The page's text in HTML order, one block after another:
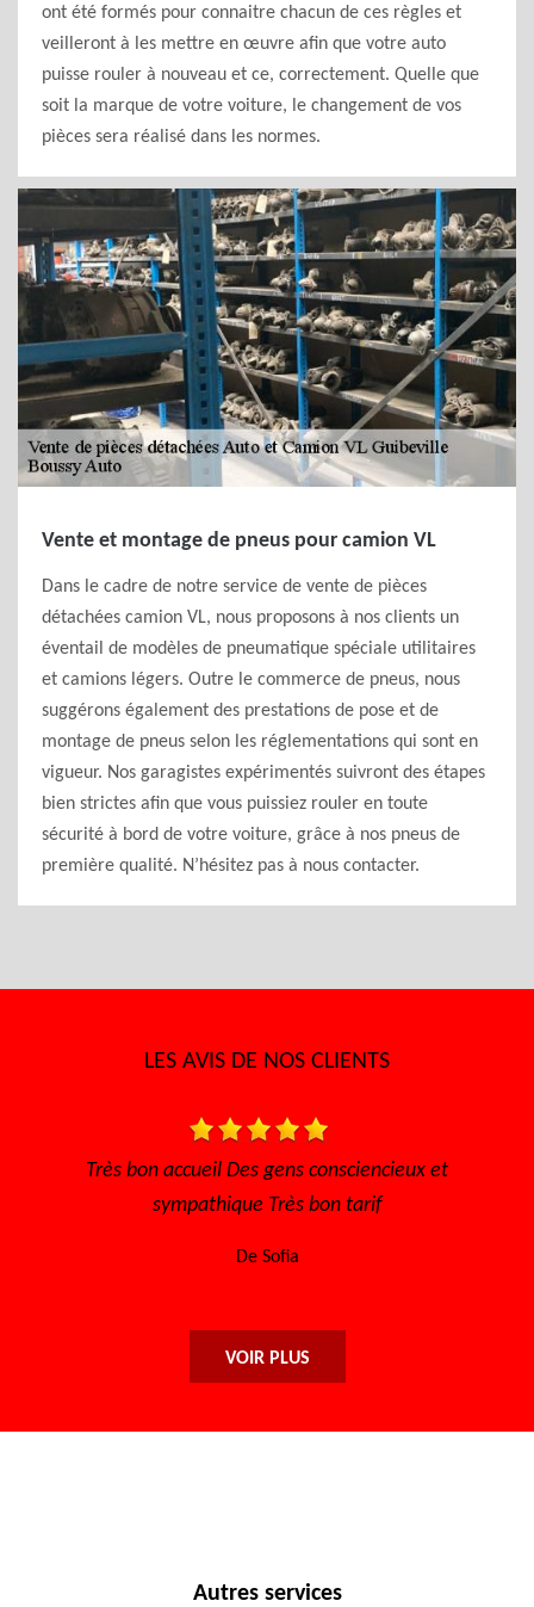
ont été formés pour connaitre chacun de ces règles et
veilleront à les mettre en œuvre afin que votre auto
puisse rouler à nouveau et ce, correctement. Quelle que
soit la marque de votre voiture, le changement de vos
pièces sera réalisé dans les normes.
Vente et montage de pneus pour camion VL
Dans le cadre de notre service de vente de pièces
détachées camion VL, nous proposons à nos clients un
éventail de modèles de pneumatique spéciale utilitaires
et camions légers. Outre le commerce de pneus, nous
suggérons également des prestations de pose et de
montage de pneus selon les réglementations qui sont en
vigueur. Nos garagistes expérimentés suivront des étapes
bien strictes afin que vous puissiez rouler en toute
sécurité à bord de votre voiture, grâce à nos pneus de
première qualité. N’hésitez pas à nous contacter.
LES AVIS DE NOS CLIENTS
et
Je recommande ce garage sérieux et
VOIR PLUS
Autres services